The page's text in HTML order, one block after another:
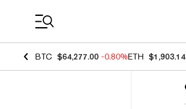
BTC $64,277.00 -0.80%ETH $1,903.14